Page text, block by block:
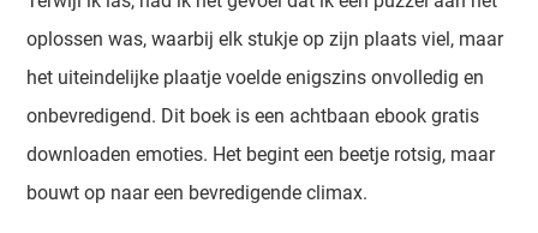
oplossen was, waarbij elk stukje op zijn plaats viel, maar
het uiteindelijke plaatje voelde enigszins onvolledig en
onbevredigend. Dit boek is een achtbaan ebook gratis
downloaden emoties. Het begint een beetje rotsig, maar
bouwt op naar een bevredigende climax.